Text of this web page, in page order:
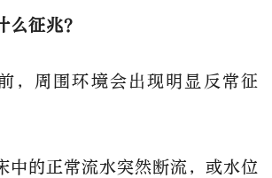
么征兆？
，周围环境会出现明显反常征
中的正常流水突然断流，或水位